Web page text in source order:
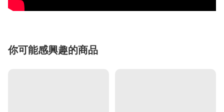
你可能感興趣的商品